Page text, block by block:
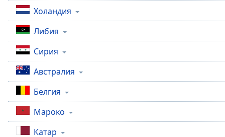
Subtitles
subtitles
settings,
opens
subtitles
settings
dialog
subtitles
off
selected
Холандия
Либия
Сирия
Австралия
Белгия
Мароко
Катар